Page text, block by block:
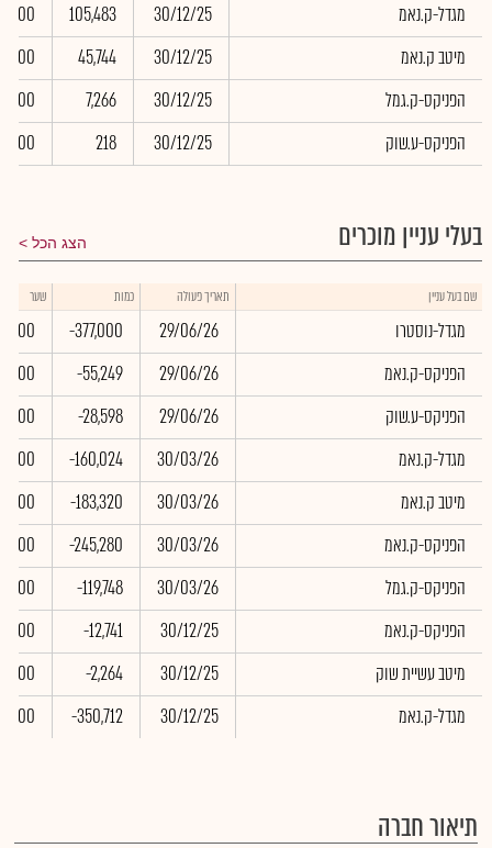
מגדל-ק.נאמ
30/12/25
105,483
0.00
מיטב ק.נאמ
30/12/25
45,744
0.00
הפניקס-ק.גמל
30/12/25
7,266
0.00
הפניקס-ע.שוק
30/12/25
218
0.00
בעלי עניין מוכרים הצג הכל
שם בעל עניין תאריך פעולה כמות שער
מגדל-נוסטרו 29/06/26
-377,000
0.00
הפניקס-ק.נאמ
29/06/26
-55,249
0.00
הפניקס-ע.שוק
29/06/26
-28,598
0.00
מגדל-ק.נאמ
30/03/26
-160,024
0.00
מיטב ק.נאמ
30/03/26
-183,320
0.00
הפניקס-ק.נאמ
30/03/26
-245,280
0.00
הפניקס-ק.גמל
30/03/26
-119,748
0.00
הפניקס-ק.נאמ
30/12/25
-12,741
0.00
מיטב עשיית שוק
30/12/25
-2,264
0.00
מגדל-ק.נאמ
30/12/25
-350,712
0.00
תיאור חברה